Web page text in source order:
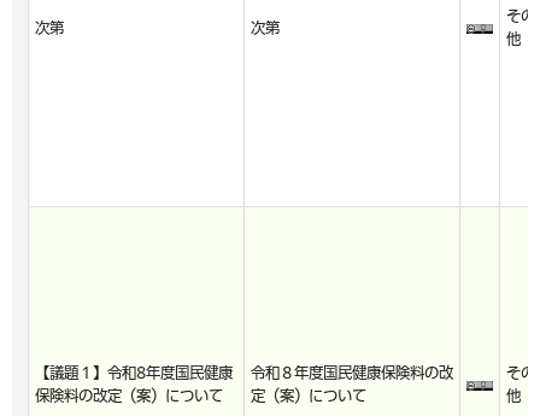
次第 次第
その
他
【議題１】令和8年度国民健康
保険料の改定（案）について
令和８年度国民健康保険料の改
定（案）について
その
他